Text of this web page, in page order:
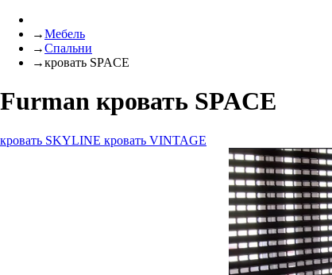
→Мебель
→Спальни
→кровать SPACE
Furman кровать SPACE
кровать SKYLINE кровать VINTAGE